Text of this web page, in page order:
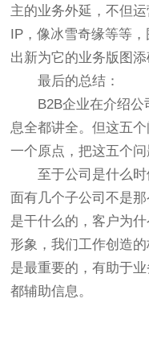
主的业务外延，不但
IP，像冰雪奇缘等等
出新为它的业务版图添
最后的总结：
B2B企业在介绍
息全都讲全。但这五
一个原点，把这五个
至于公司是什么
面有几个子公司不是
是干什么的，客户为
形象，我们工作创造
是最重要的，有助于
都辅助信息。